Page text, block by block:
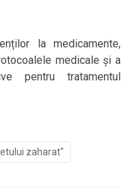
la medicamente,
medicale și a
pentru tratamentul
zaharat"